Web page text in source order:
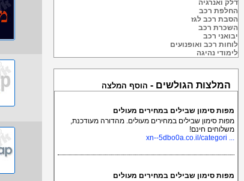
דלק ואנרגיה
החלפת רכב
הסבת רכב לגז
השכרת רכב
יבואני רכב
לוחות רכב ואופנועים
לימודי נהיגה
המלצות הגולשים - הוסף המלצה
מפות סימון שבילים במחירים מעולים
מפות סימון שבילים במחירים מעולים. מהדורה מעודכנת,
משלוחים חינם!
... xn--5dbo0a.co.il/categori
מפות סימון שבילים במחירים מעולים